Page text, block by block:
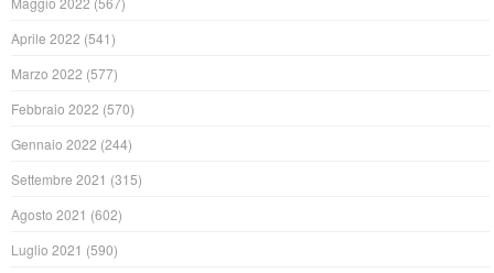
Aprile 2022 (541)
Marzo 2022 (577)
Febbraio 2022 (570)
Gennaio 2022 (244)
Settembre 2021 (315)
Agosto 2021 (602)
Luglio 2021 (590)